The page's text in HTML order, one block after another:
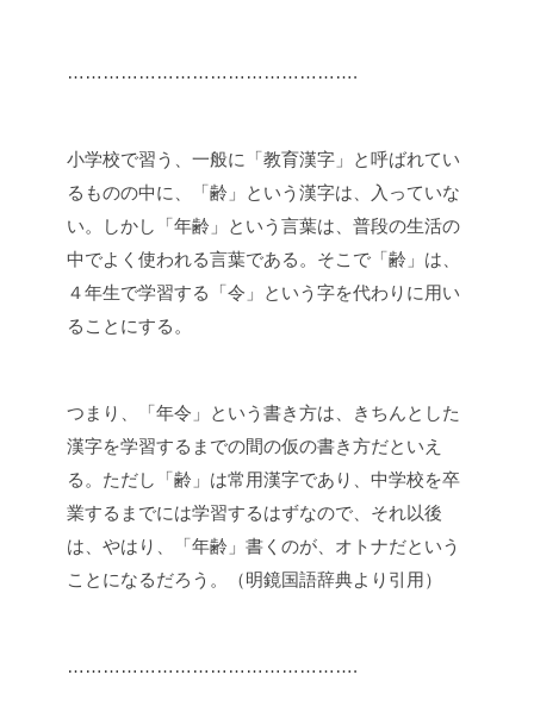
………………………………………….
小学校で習う、一般に「教育漢字」と呼ばれてい
るものの中に、「齢」という漢字は、入っていな
い。しかし「年齢」という言葉は、普段の生活の
中でよく使われる言葉である。そこで「齢」は、
４年生で学習する「令」という字を代わりに用い
ることにする。
つまり、「年令」という書き方は、きちんとした
漢字を学習するまでの間の仮の書き方だといえ
る。ただし「齢」は常用漢字であり、中学校を卒
業するまでには学習するはずなので、それ以後
は、やはり、「年齢」書くのが、オトナだという
ことになるだろう。（明鏡国語辞典より引用）
………………………………………….